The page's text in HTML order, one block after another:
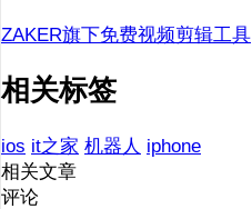
ZAKER旗下免费视频剪辑工具
相关标签
ios it之家 机器人 iphone
相关文章
评论